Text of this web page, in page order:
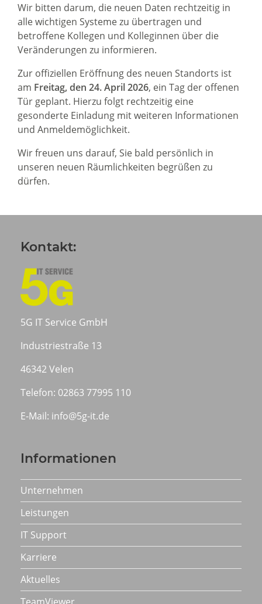
Wir bitten darum, die neuen Daten rechtzeitig in
alle wichtigen Systeme zu übertragen und
betroffene Kollegen und Kolleginnen über die
Veränderungen zu informieren.
Zur offiziellen Eröffnung des neuen Standorts ist
am Freitag, den 24. April 2026, ein Tag der offenen
Tür geplant. Hierzu folgt rechtzeitig eine
gesonderte Einladung mit weiteren Informationen
und Anmeldemöglichkeit.
Wir freuen uns darauf, Sie bald persönlich in
unseren neuen Räumlichkeiten begrüßen zu
dürfen.
Kontakt:
5G IT Service GmbH
Industriestraße 13
46342 Velen
Telefon: 02863 77995 110
E-Mail: info@5g-it.de
Informationen
Unternehmen
Leistungen
IT Support
Karriere
Aktuelles